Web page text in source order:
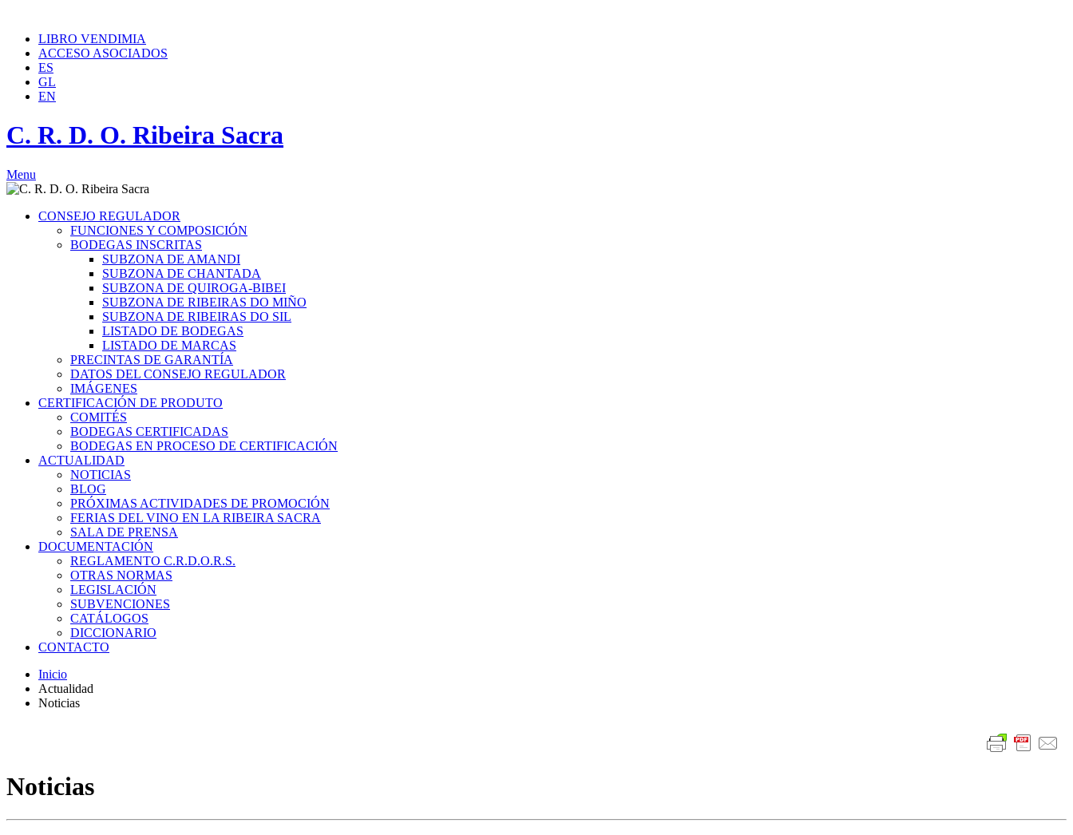
LIBRO VENDIMIA
ACCESO ASOCIADOS
ES
GL
EN
C. R. D. O. Ribeira Sacra
Menu
CONSEJO REGULADOR
FUNCIONES Y COMPOSICIÓN
BODEGAS INSCRITAS
SUBZONA DE AMANDI
SUBZONA DE CHANTADA
SUBZONA DE QUIROGA-BIBEI
SUBZONA DE RIBEIRAS DO MIÑO
SUBZONA DE RIBEIRAS DO SIL
LISTADO DE BODEGAS
LISTADO DE MARCAS
PRECINTAS DE GARANTÍA
DATOS DEL CONSEJO REGULADOR
IMÁGENES
CERTIFICACIÓN DE PRODUTO
COMITÉS
BODEGAS CERTIFICADAS
BODEGAS EN PROCESO DE CERTIFICACIÓN
ACTUALIDAD
NOTICIAS
BLOG
PRÓXIMAS ACTIVIDADES DE PROMOCIÓN
FERIAS DEL VINO EN LA RIBEIRA SACRA
SALA DE PRENSA
DOCUMENTACIÓN
REGLAMENTO C.R.D.O.R.S.
OTRAS NORMAS
LEGISLACIÓN
SUBVENCIONES
CATÁLOGOS
DICCIONARIO
CONTACTO
Inicio
Actualidad
Noticias
Noticias